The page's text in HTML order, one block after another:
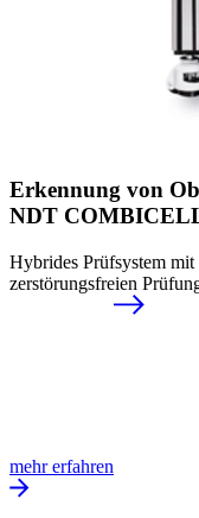
Erkennung von
NDT
Hybrides Prüfsystem
zerstörungsfreien
mehr erfahren